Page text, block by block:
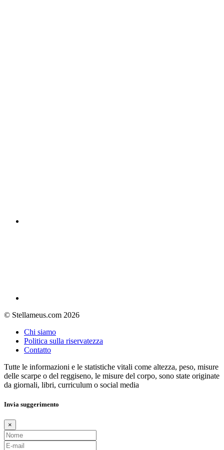
© Stellameus.com 2026
Chi siamo
Politica sulla riservatezza
Contatto
Tutte le informazioni e le statistiche vitali come altezza, peso, misure
delle scarpe o del reggiseno, le misure del corpo, sono state originate
da giornali, libri, curriculum o social media
Invia suggerimento
×